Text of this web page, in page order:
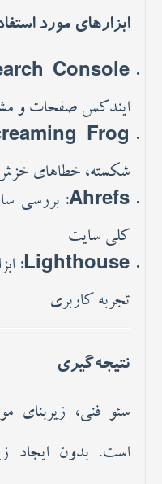
ابزارهای مورد استفاده
Console
ایندکس صفحات و
Screaming Frog
شکسته، خطاهای خزش و
Ahrefs: بررسی
کلی سایت
Lighthouse
:
تجربه کاربری
نتیجه‌گیری
سئو فنی، زیربنای
است. بدون ایجاد